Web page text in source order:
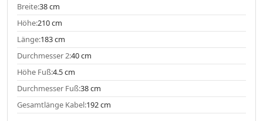
Breite:38 cm
Höhe:210 cm
Länge:183 cm
Durchmesser 2:40 cm
Höhe Fuß:4.5 cm
Durchmesser Fuß:38 cm
Gesamtlänge Kabel:192 cm